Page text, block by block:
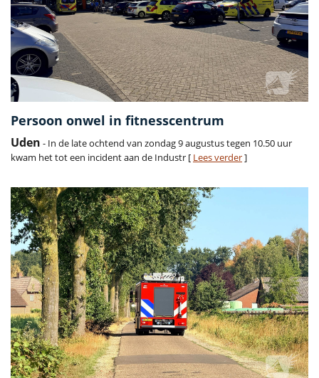
Persoon onwel in fitnesscentrum
Uden - In de late ochtend van zondag 9 augustus tegen 10.50 uur
kwam het tot een incident aan de Industr [ Lees verder]